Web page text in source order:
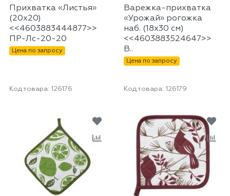
Прихватка «Листья»
(20х20)
<<4603883444877>>
ПР-Лс-20-20
Цена по запросу
Варежка-прихватка
«Урожай» рогожка
наб. (18х30 см)
<<4603883524647>>
В..
Цена по запросу
Код товара: 126176 Код товара: 126179